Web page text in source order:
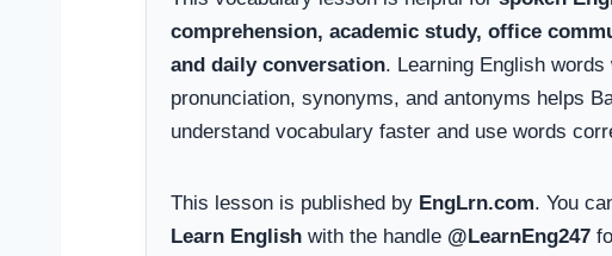
comprehension, academic study, office
and daily conversation. Learning English
pronunciation, synonyms, and antonyms helps
understand vocabulary faster and use words
This lesson is published by EngLrn.com. You
Learn English with the handle @LearnEng247